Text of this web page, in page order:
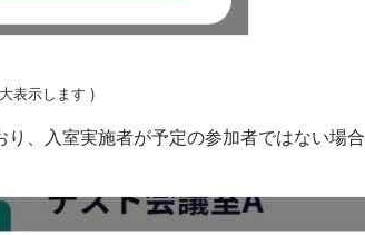
表示します )
、入室実施者が予定の参加者ではない場合